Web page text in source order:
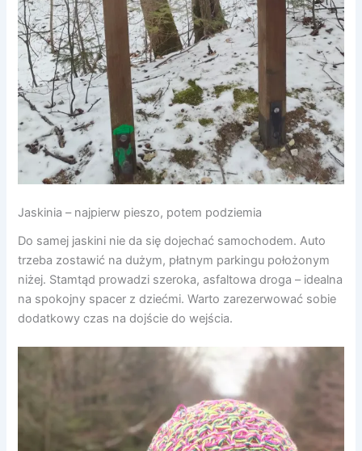
Jaskinia – najpierw pieszo, potem podziemia
Do samej jaskini nie da się dojechać samochodem. Auto
trzeba zostawić na dużym, płatnym parkingu położonym
niżej. Stamtąd prowadzi szeroka, asfaltowa droga – idealna
na spokojny spacer z dziećmi. Warto zarezerwować sobie
dodatkowy czas na dojście do wejścia.